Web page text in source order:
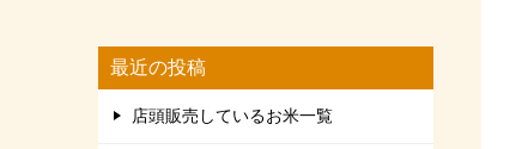
最近の投稿
店頭販売しているお米一覧